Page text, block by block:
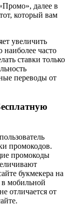
далее в
который вам
увеличить
наиболее часто
ставки только
переводы от
промокодов.
промокоды
букмекера на
мобильной
отличается от